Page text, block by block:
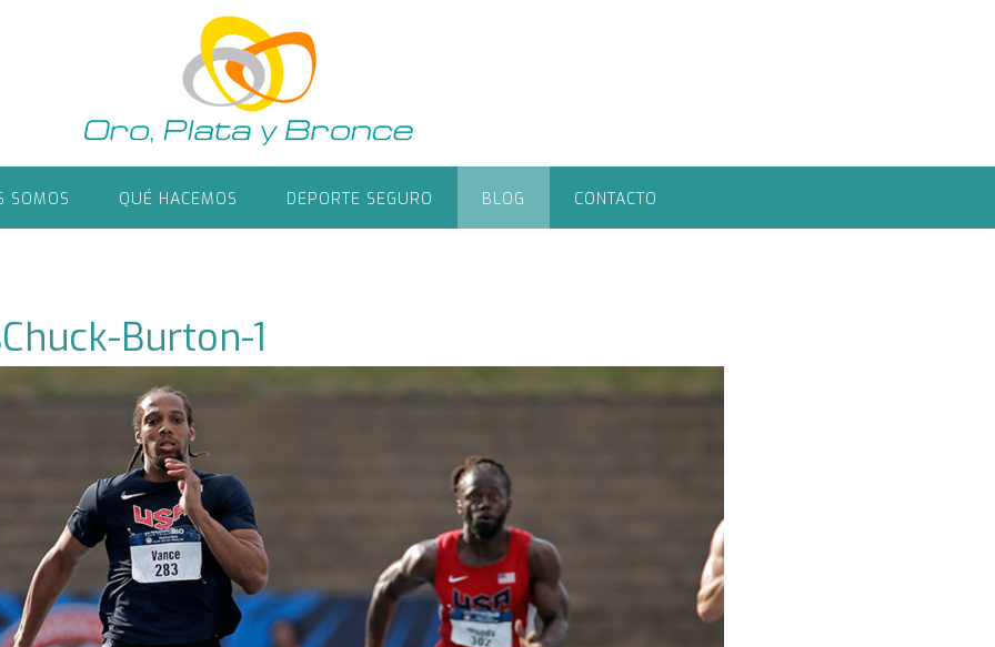
SOMOS QUÉ HACEMOS DEPORTE SEGURO BLOG CONTACTO
Burton-1